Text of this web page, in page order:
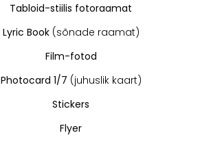
Tabloid-stiilis fotoraamat
Lyric Book(sõnade raamat)
Film-fotod
Photocard 1/7 (juhuslik kaart)
Stickers
Flyer